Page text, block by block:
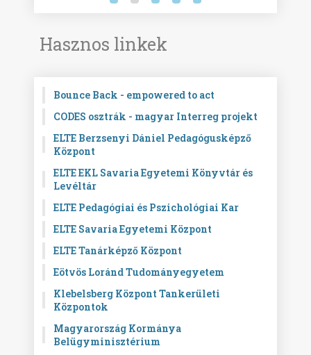
Hasznos linkek
Bounce Back - empowered to act
CODES osztrák - magyar Interreg projekt
ELTE Berzsenyi Dániel Pedagógusképző
Központ
ELTE EKL Savaria Egyetemi Könyvtár és
Levéltár
ELTE Pedagógiai és Pszichológiai Kar
ELTE Savaria Egyetemi Központ
ELTE Tanárképző Központ
Eötvös Loránd Tudományegyetem
Klebelsberg Központ Tankerületi
Központok
Magyarország Kormánya
Belügyminisztérium